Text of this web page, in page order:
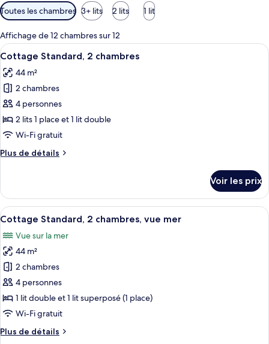
Filtres
disponibles
pour
les
chambres
Toutes les chambres 3+ lits 2 lits 1 lit
Affichage de 12 chambres sur 12
Afficher
toutes
les
photos
pour
ce
type
chambre :
2
chambres
Un bâtiment en bois rouge avec un
9
Cottage Standard, 2 chambres
44 m²
2 chambres
4 personnes
2 lits 1 place et 1 lit double
Wi-Fi gratuit
Plus de détails
Plus
le
type
de
chambre
Cottage
Standard,
2
chambres
Voir les prix
Afficher
toutes
les
photos
pour
ce
type
de
chambre :
Cottage
Un paysage côtier avec un pont,
14
Cottage Standard, 2 chambres, vue mer
Vue sur la mer
44 m²
2 chambres
4 personnes
1 lit double et 1 lit superposé (1 place)
Wi-Fi gratuit
Plus de détails
Plus